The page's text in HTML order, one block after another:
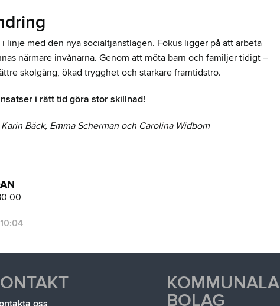
linje med den nya socialtjänstlagen. Fokus ligger på att arbeta
närmare invånarna. Genom att möta barn och familjer tidigt –
skolgång, ökad trygghet och starkare framtidstro.
i rätt tid göra stor skillnad!
Bäck, Emma Scherman och Carolina Widbom
00
oss
KOMMUNALA
BOLAG